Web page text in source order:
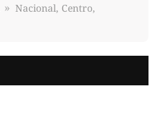
Nacional, Centro,